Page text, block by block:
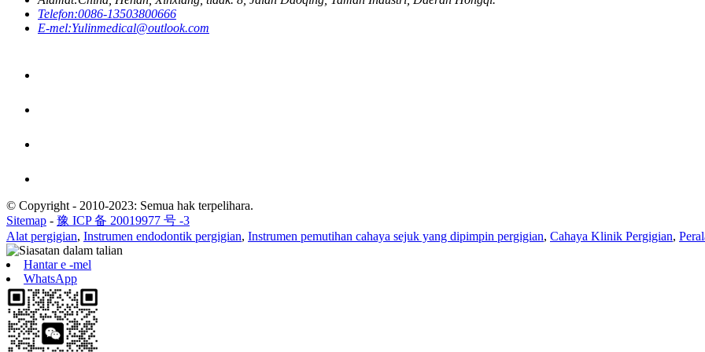
Telefon:0086-13503800666
E-mel:Yulinmedical@outlook.com
© Copyright - 2010-2023: Semua hak terpelihara.
Sitemap - 豫 ICP 备 20019977 号 -3
Alat pergigian, Instrumen endodontik pergigian, Instrumen pemutihan cahaya sejuk yang dipimpin pergigian, Cahaya Klinik Pergigian,
Hantar e -mel
WhatsApp